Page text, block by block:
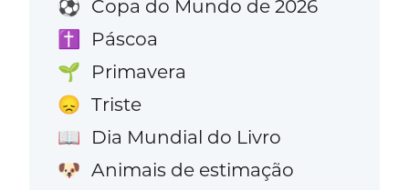
⚽ Copa do Mundo de 2026
✝️ Páscoa
🌱 Primavera
😞 Triste
📖 Dia Mundial do Livro
🐶 Animais de estimação